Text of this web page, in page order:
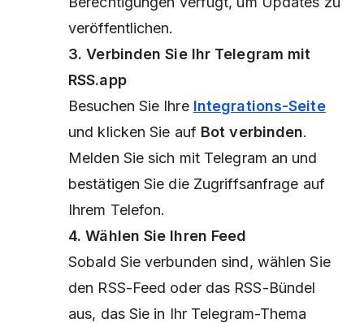
veröffentlichen.
3. Verbinden Sie Ihr Telegram mit
RSS.app
Besuchen Sie Ihre Integrations-Seite
und klicken Sie auf Bot verbinden.
Melden Sie sich mit Telegram an und
bestätigen Sie die Zugriffsanfrage auf
Ihrem Telefon.
4. Wählen Sie Ihren Feed
Sobald Sie verbunden sind, wählen Sie
den RSS-Feed oder das RSS-Bündel
aus, das Sie in Ihr Telegram-Thema